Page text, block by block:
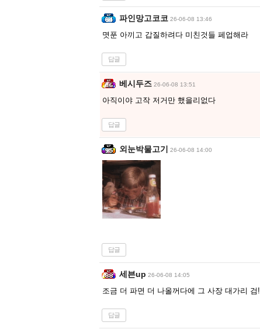
파인망고코코 26-06-08 13:46
몃푼 아끼고 갑질하려다 미친것들 페업해라
답글
베시두즈 26-06-08 13:51
아직이야 고작 저거만 했을리없다
답글
외눈박물고기 26-06-08 14:00
답글
세븐up 26-06-08 14:05
조금 더 파면 더 나올꺼다에 그 사장 대가리 검!
답글